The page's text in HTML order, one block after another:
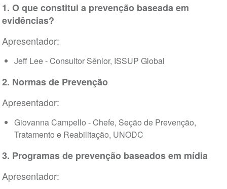
1. O que constitui a prevenção baseada em
evidências?
Apresentador:
Jeff Lee - Consultor Sênior, ISSUP Global
2. Normas de Prevenção
Apresentador:
Giovanna Campello - Chefe, Seção de Prevenção,
Tratamento e Reabilitação, UNODC
3. Programas de prevenção baseados em mídia
Apresentador: